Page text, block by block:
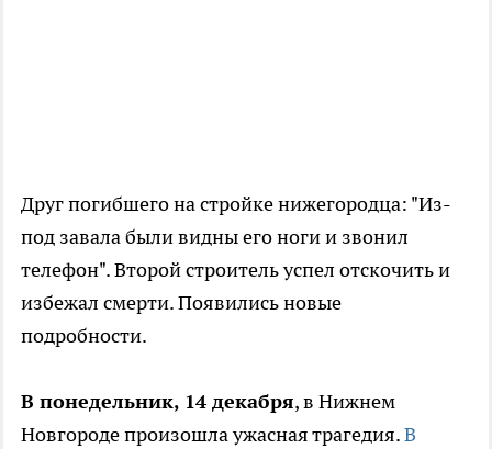
Друг погибшего на стройке нижегородца: "Из-
под завала были видны его ноги и звонил
телефон". Второй строитель успел отскочить и
избежал смерти. Появились новые
подробности.
В понедельник, 14 декабря, в Нижнем
Новгороде произошла ужасная трагедия.В